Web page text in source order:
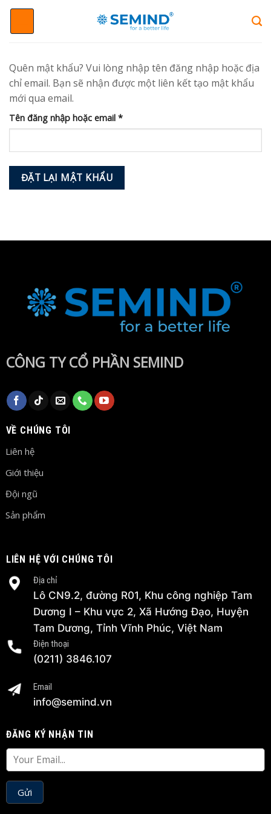
Chuyển
nội
Quên mật khẩu? Vui lòng nhập tên đăng nhập hoặc địa
chỉ email. Bạn sẽ nhận được một liên kết tạo mật khẩu
mới qua email.
Tên đăng nhập hoặc email *Bắt
buộc
ĐẶT LẠI MẬT KHẨU
CÔNG TY CỔ PHẦN SEMIND
VỀ CHÚNG TÔI
Liên hệ
Giới thiệu
Đội ngũ
Sản phẩm
LIÊN HỆ VỚI CHÚNG TÔI
Địa chỉ
Lô CN9.2, đường R01, Khu công nghiệp Tam
Dương I – Khu vực 2, Xã Hướng Đạo, Huyện
Tam Dương, Tỉnh Vĩnh Phúc, Việt Nam
Điện thoại
(0211) 3846.107
Email
info@semind.vn
ĐĂNG KÝ NHẬN TIN